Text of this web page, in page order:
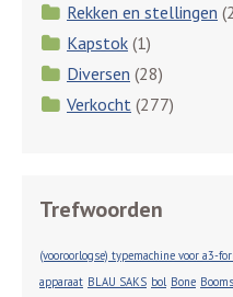
Rekken en stellingen
Kapstok (1)
Diversen (28)
Verkocht (277)
Trefwoorden
(vooroorlogse) typemachine voor a3-
apparaat BLAU SAKS bol Bone